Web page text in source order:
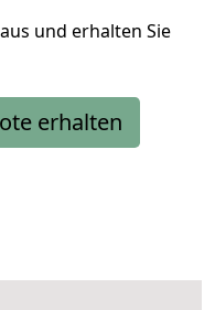
und erhalten Sie
erhalten